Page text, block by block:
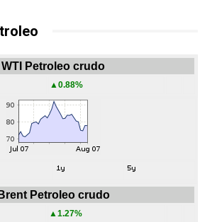
WTI Petroleo crudo
▲0.88%
Brent Petroleo crudo
▲1.27%